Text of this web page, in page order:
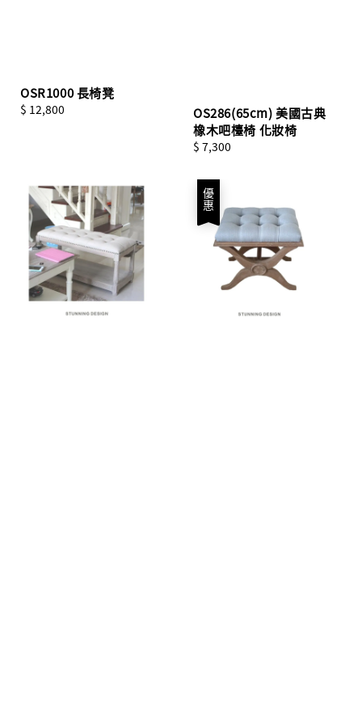
OSR1000 長椅凳
Regular
$ 12,800
OS286(65cm) 美國古典
橡木吧檯椅 化妝椅
Regular
$ 7,300
優惠